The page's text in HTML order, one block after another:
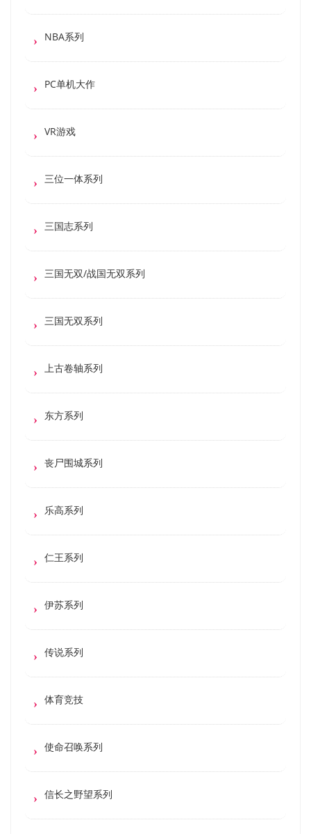
NBA系列
PC单机大作
VR游戏
三位一体系列
三国志系列
三国无双/战国无双系列
三国无双系列
上古卷轴系列
东方系列
丧尸围城系列
乐高系列
仁王系列
伊苏系列
传说系列
体育竞技
使命召唤系列
信长之野望系列